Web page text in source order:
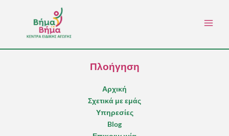
Πλοήγηση
Αρχική
Σχετικά με εμάς
Υπηρεσίες
Blog